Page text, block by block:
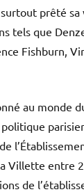
prêté
tels que
Fishburn,
au monde
Villette entre
de